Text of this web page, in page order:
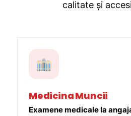
calitate și
Medicina Muncii
Examene medicale la